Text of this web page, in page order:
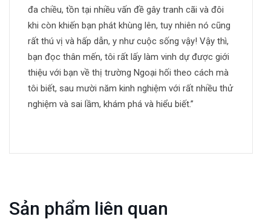
đa chiều, tồn tại nhiều vấn đề gây tranh cãi và đôi
khi còn khiến bạn phát khùng lên, tuy nhiên nó cũng
rất thú vị và hấp dẫn, y như cuộc sống vậy! Vậy thì,
bạn đọc thân mến, tôi rất lấy làm vinh dự được giới
thiệu với bạn về thị trường Ngoại hối theo cách mà
tôi biết, sau mười năm kinh nghiệm với rất nhiều thử
nghiệm và sai lầm, khám phá và hiểu biết.”
Sản phẩm liên quan